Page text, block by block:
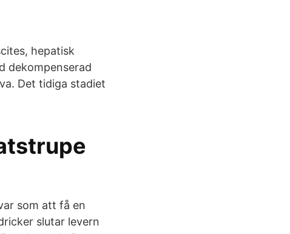
hepatisk
dekompenserad
Det tidiga stadiet
som att få en
slutar levern